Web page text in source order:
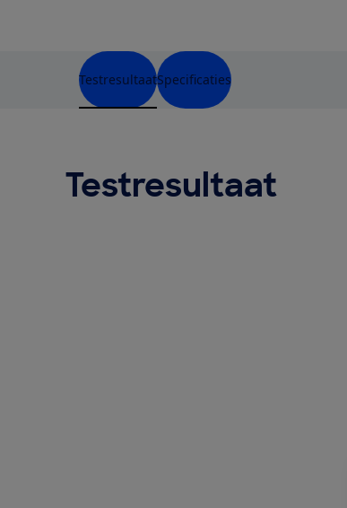
TestresultaatSpecificaties
Testresultaat